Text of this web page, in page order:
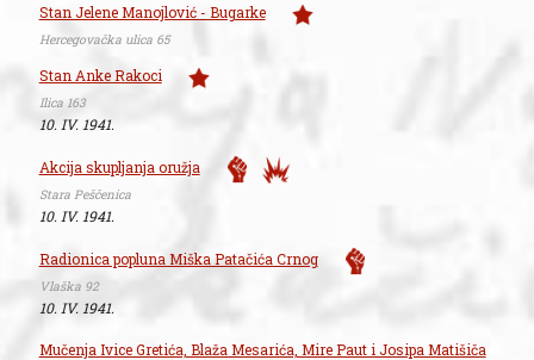
Stan Jelene Manojlović - Bugarke
Hercegovačka ulica 65
Stan Anke Rakoci
Ilica 163
10. IV. 1941.
Akcija skupljanja oružja
Stara Peščenica
10. IV. 1941.
Radionica popluna Miška Patačića Crnog
Vlaška 92
10. IV. 1941.
Mučenja Ivice Gretića, Blaža Mesarića, Mire Paut i Josipa Matišiča